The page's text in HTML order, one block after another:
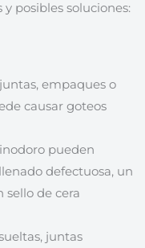
y posibles soluciones:
empaques o
causar goteos
pueden
defectuosa, un
de cera
juntas